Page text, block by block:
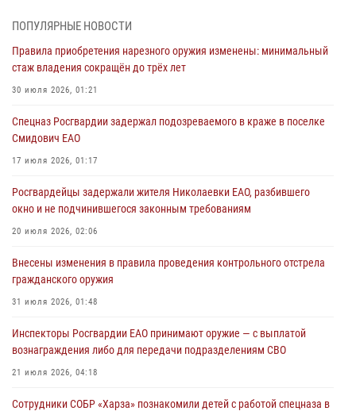
04 августа 2026, 06:23
Сотрудники Росгвардии напомнили жителям Еврейской автономии
03 августа 2026, 05:59
Директор Росгвардии Герой России генерал армии Виктор Золотов
праздником
01 августа 2026, 10:23
Российской Федерации
01 августа 2026, 10:21
ПОПУЛЯРНЫЕ НОВОСТИ
Правила приобретения нарезного оружия изменены: минимальный
стаж владения сокращён до трёх лет
30 июля 2026, 01:21
Спецназ Росгвардии задержал подозреваемого в краже в поселке
Смидович ЕАО
17 июля 2026, 01:17
Росгвардейцы задержали жителя Николаевки ЕАО, разбившего
окно и не подчинившегося законным требованиям
20 июля 2026, 02:06
Внесены изменения в правила проведения контрольного отстрела
гражданского оружия
31 июля 2026, 01:48
Инспекторы Росгвардии ЕАО принимают оружие — с выплатой
вознаграждения либо для передачи подразделениям СВО
21 июля 2026, 04:18
Сотрудники СОБР «Харза» познакомили детей с работой спецназа в